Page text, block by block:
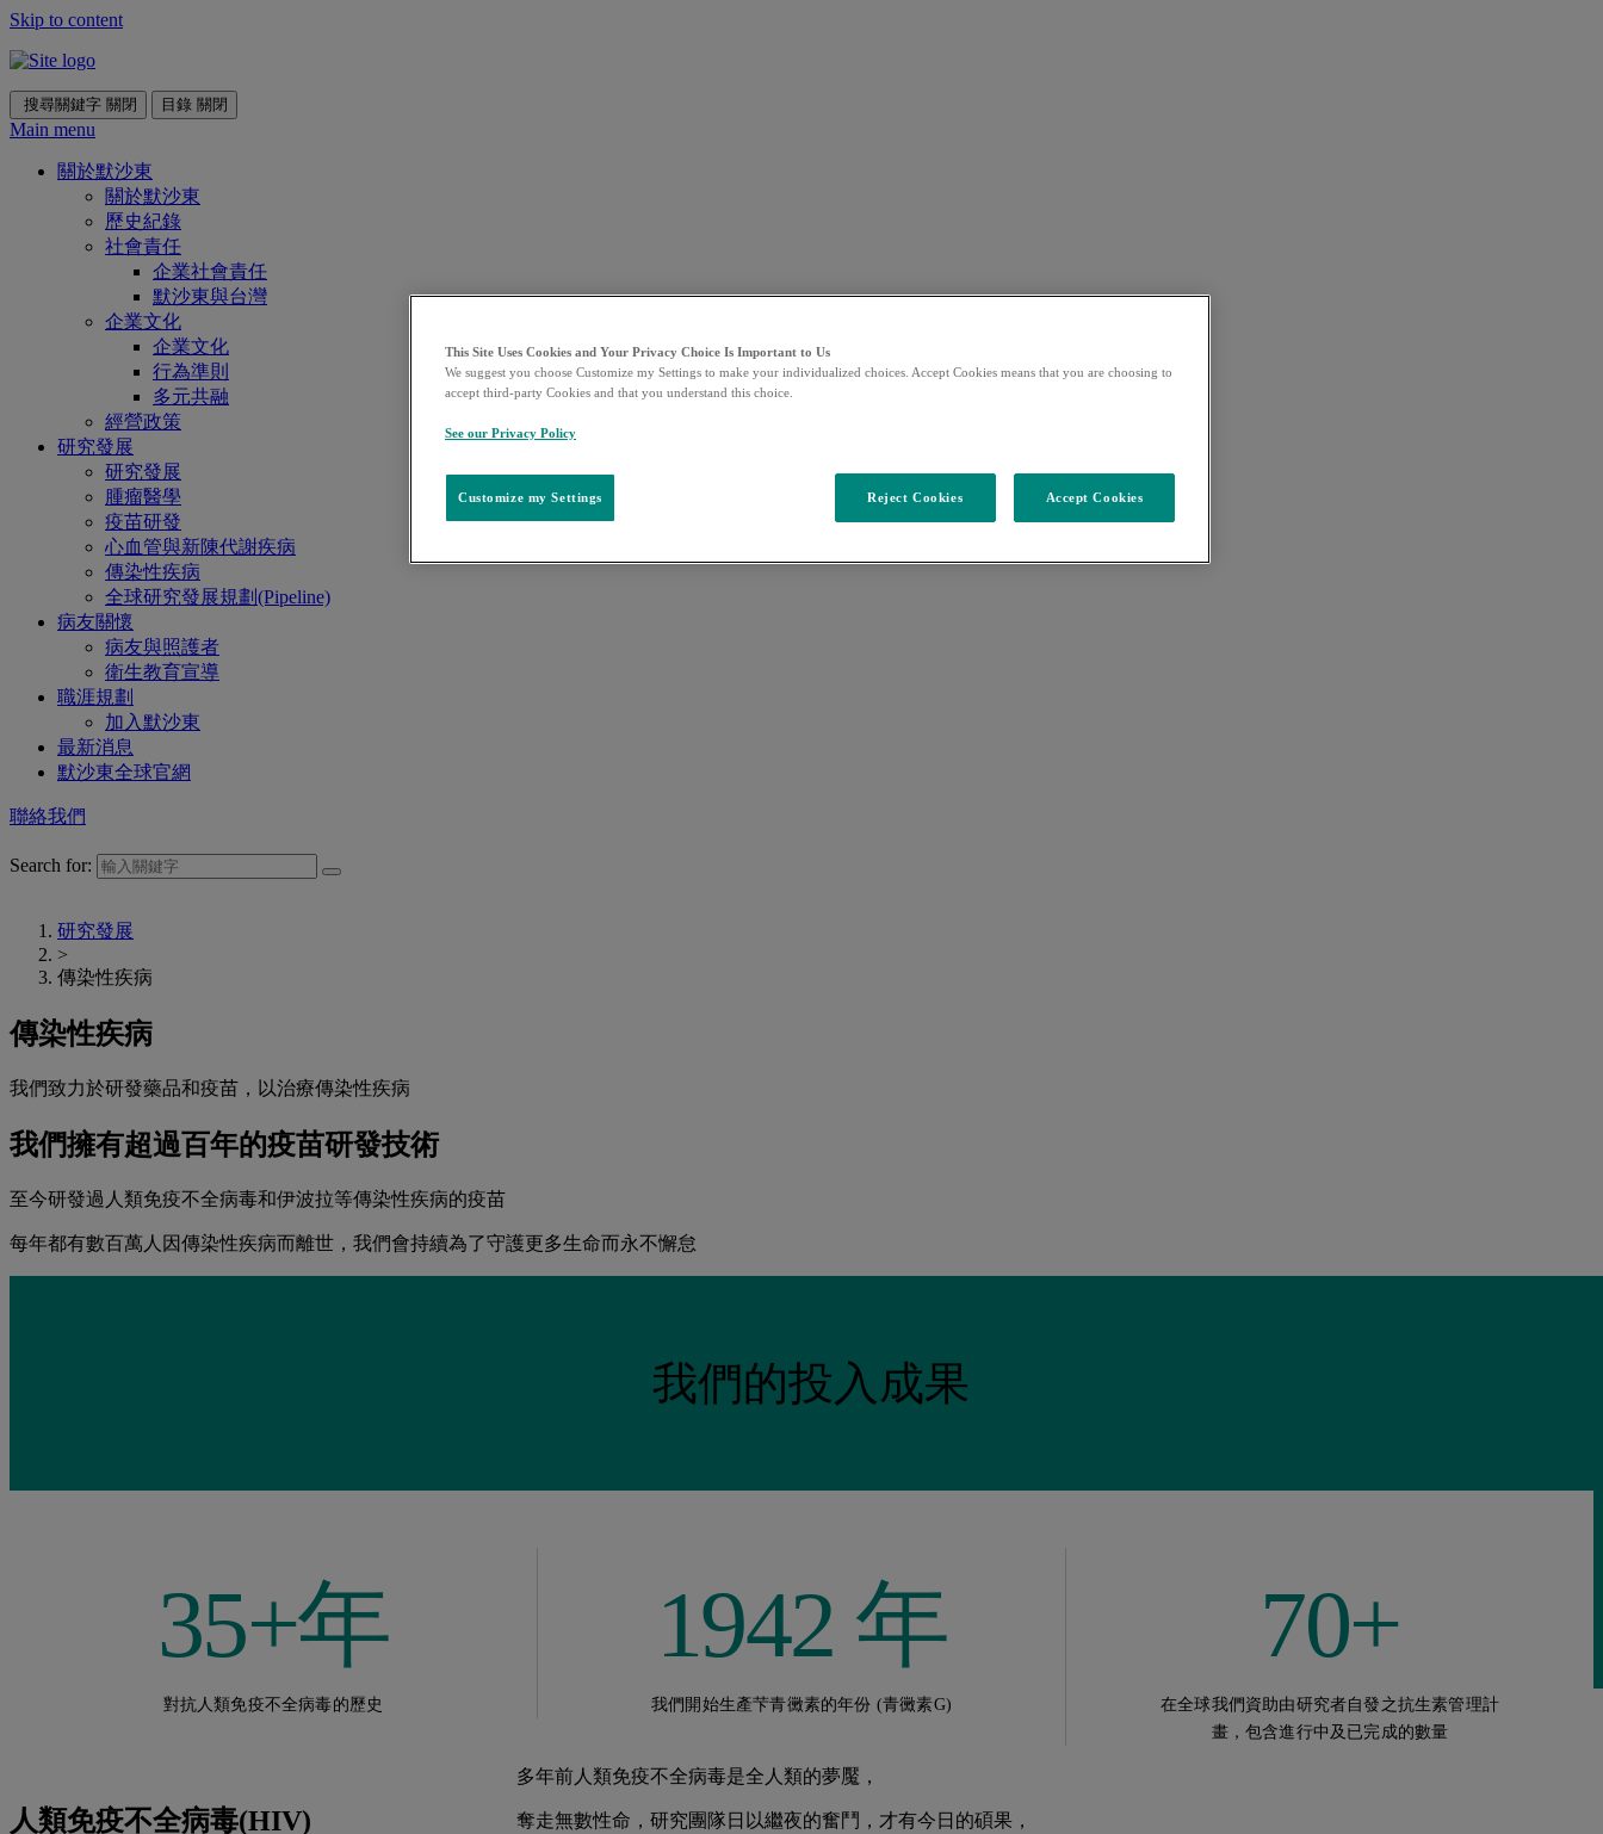
Skip to content
搜尋關鍵字 關閉 目錄 關閉
Main menu
關於默沙東
關於默沙東
歷史紀錄
社會責任
企業社會責任
默沙東與台灣
企業文化
企業文化
行為準則
多元共融
經營政策
研究發展
研究發展
腫瘤醫學
疫苗研發
心血管與新陳代謝疾病
傳染性疾病
全球研究發展規劃(Pipeline)
病友關懷
病友與照護者
衛生教育宣導
職涯規劃
加入默沙東
最新消息
默沙東全球官網
聯絡我們
Search for:
研究發展
>
傳染性疾病
傳染性疾病
我們致力於研發藥品和疫苗，以治療傳染性疾病
我們擁有超過百年的疫苗研發技術
至今研發過人類免疫不全病毒和伊波拉等傳染性疾病的疫苗
每年都有數百萬人因傳染性疾病而離世，我們會持續為了守護更多生命而永不懈怠
我們的投入成果
35+年
對抗人類免疫不全病毒的歷史
1942 年
我們開始生產芐青黴素的年份 (青黴素G)
70+
在全球我們資助由研究者自發之抗生素管理計
畫，包含進行中及已完成的數量
人類免疫不全病毒(HIV)
多年前人類免疫不全病毒是全人類的夢魘，
奪走無數性命，研究團隊日以繼夜的奮鬥，才有今日的碩果，
This Site Uses Cookies and Your Privacy Choice Is Important to Us
We suggest you choose Customize my Settings to make your individualized choices. Accept Cookies means that you are choosing to
accept third-party Cookies and that you understand this choice.
See our Privacy Policy
Customize my Settings Reject Cookies Accept Cookies